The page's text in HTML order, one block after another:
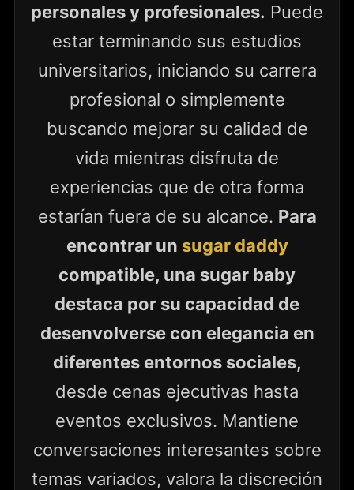
personales y profesionales. Puede
estar terminando sus estudios
universitarios, iniciando su carrera
profesional o simplemente
buscando mejorar su calidad de
vida mientras disfruta de
experiencias que de otra forma
estarían fuera de su alcance. Para
encontrar un sugar daddy
compatible, una sugar baby
destaca por su capacidad de
desenvolverse con elegancia en
diferentes entornos sociales,
desde cenas ejecutivas hasta
eventos exclusivos. Mantiene
conversaciones interesantes sobre
temas variados, valora la discreción